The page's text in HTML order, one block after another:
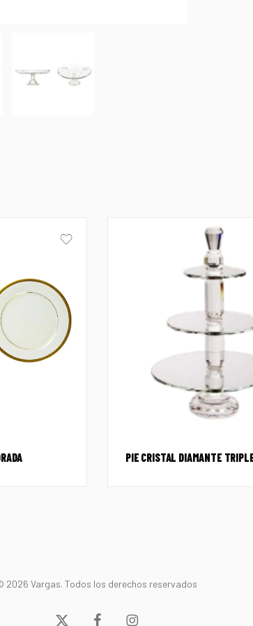
PIE CRISTAL DIAMANTE
2026 Vargas. Todos los derechos reservados
x- facebookinstagram